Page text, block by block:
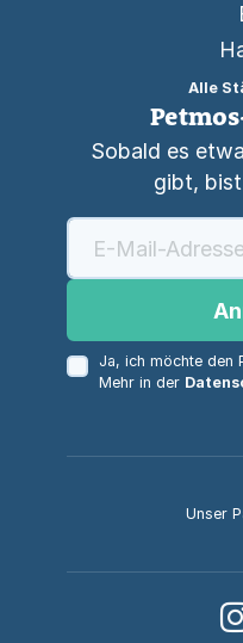
Alle
Sobald es
gibt,
Ja, ich möchte den
Mehr in der
Unser